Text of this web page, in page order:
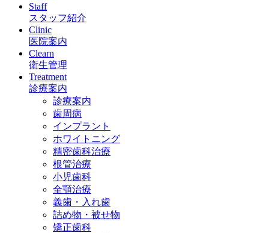
Staff
スタッフ紹介
Clinic
医院案内
Clearn
衛生管理
Treatment
診療案内
診療案内
歯周病
インプラント
ホワイトニング
精密歯科治療
根管治療
小児歯科
全顎治療
義歯・入れ歯
詰め物・被せ物
矯正歯科